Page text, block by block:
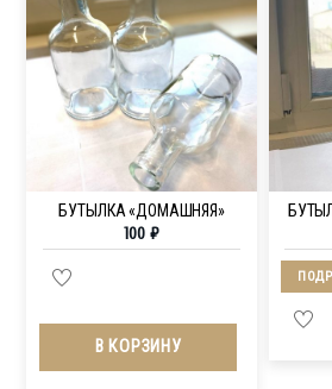
БУТЫЛКА «ДОМАШНЯЯ»
100₽
В КОРЗИНУ